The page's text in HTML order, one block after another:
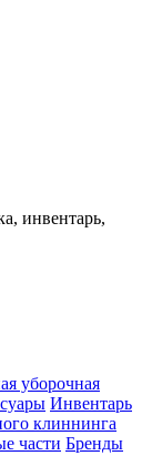
инвентарь,
уборочная
Инвентарь
клиннинга
части Бренды